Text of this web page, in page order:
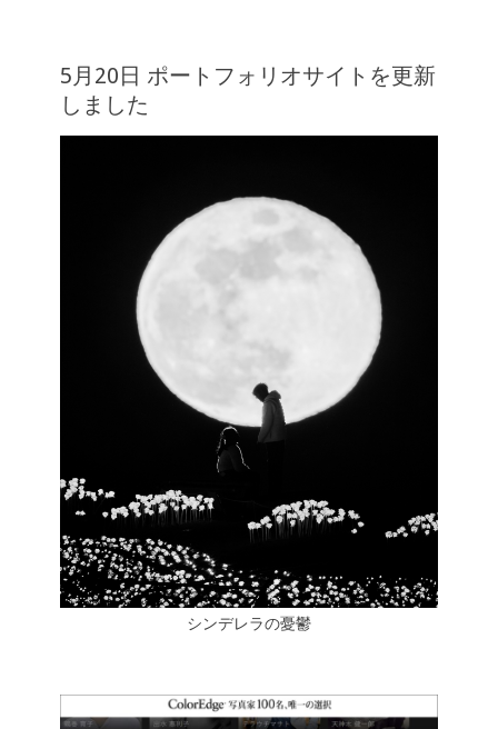
5月20日 ポートフォリオサイトを更新
しました
シンデレラの憂鬱